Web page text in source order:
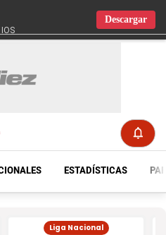
Descargar
ESTADÍSTICAS
Liga Nacional